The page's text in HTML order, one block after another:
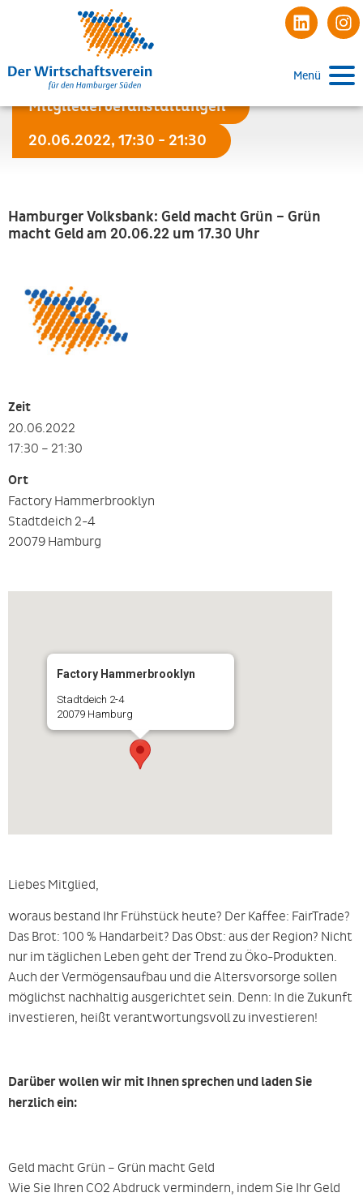
Menü
Mitgliederveranstaltungen
20.06.2022, 17:30 - 21:30
Hamburger Volksbank: Geld macht Grün – Grün
macht Geld am 20.06.22 um 17.30 Uhr
Zeit
20.06.2022
17:30 – 21:30
Ort
Factory Hammerbrooklyn
Stadtdeich 2-4
20079 Hamburg
Factory Hammerbrooklyn
Stadtdeich 2-4
20079 Hamburg
Liebes Mitglied,
woraus bestand Ihr Frühstück heute? Der Kaffee: FairTrade?
Das Brot: 100 % Handarbeit? Das Obst: aus der Region? Nicht
nur im täglichen Leben geht der Trend zu Öko-Produkten.
Auch der Vermögensaufbau und die Altersvorsorge sollen
möglichst nachhaltig ausgerichtet sein. Denn: In die Zukunft
investieren, heißt verantwortungsvoll zu investieren!
Darüber wollen wir mit Ihnen sprechen und laden Sie
herzlich ein:
Geld macht Grün – Grün macht Geld
Wie Sie Ihren CO2 Abdruck vermindern, indem Sie Ihr Geld